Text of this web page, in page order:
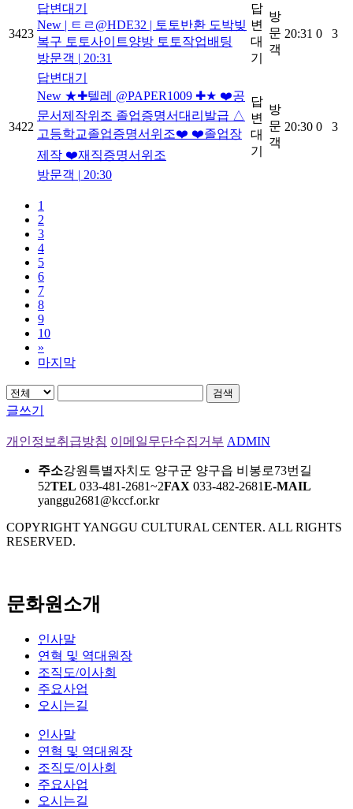
3423
답변대기
New | ㅌㄹ@HDE32 | 토토반환 도박빚
복구 토토사이트양방 토토작업배팅
방문객 | 20:31
답
변
대
기
방
문
객
20:31 0 3
3422
답변대기
New ★✚텔레 @PAPER1009 ✚★ ❤️공
문서제작위조 졸업증명서대리발급 △
고등학교졸업증명서위조❤️ ❤️졸업장
제작 ❤️재직증명서위조
방문객 | 20:30
답
변
대
기
방
문
객
20:30 0 3
1
2
3
4
5
6
7
8
9
10
»
마지막
검색
글쓰기
개인정보취급방침 이메일무단수집거부 ADMIN
주소강원특별자치도 양구군 양구읍 비봉로73번길
52TEL 033-481-2681~2FAX 033-482-2681E-MAIL
yanggu2681@kccf.or.kr
COPYRIGHT YANGGU CULTURAL CENTER. ALL RIGHTS
RESERVED.
문화원소개
인사말
연혁 및 역대원장
조직도/이사회
주요사업
오시는길
인사말
연혁 및 역대원장
조직도/이사회
주요사업
오시는길